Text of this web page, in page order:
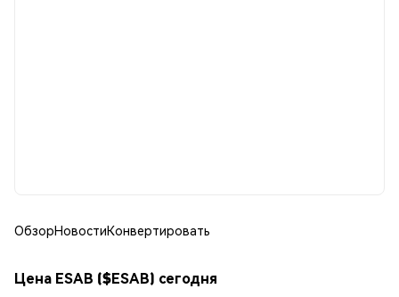
ОбзорНовостиКонвертировать
Цена ESAB ($ESAB) сегодня